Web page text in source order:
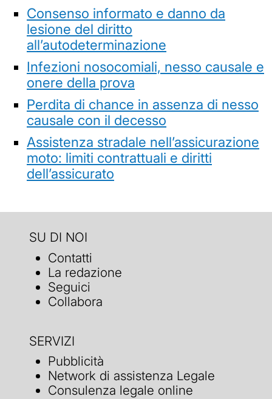
Consenso informato e danno da
lesione del diritto
all’autodeterminazione
Infezioni nosocomiali, nesso causale e
onere della prova
Perdita di chance in assenza di nesso
causale con il decesso
Assistenza stradale nell’assicurazione
moto: limiti contrattuali e diritti
dell’assicurato
SU DI NOI
Contatti
La redazione
Seguici
Collabora
SERVIZI
Pubblicità
Network di assistenza Legale
Consulenza legale online